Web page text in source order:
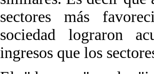
sectores más
sociedad lograron
ingresos que los